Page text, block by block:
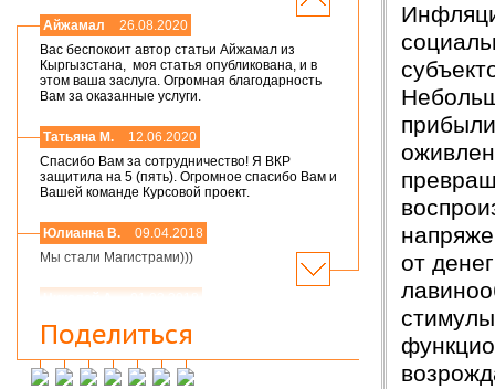
Айжамал
26.08.2020
Вас беспокоит автор статьи Айжамал из
Кыргызстана, моя статья опубликована, и в
этом ваша заслуга. Огромная благодарность
Вам за оказанные услуги.
Татьяна М.
12.06.2020
Спасибо Вам за сотрудничество! Я ВКР
защитила на 5 (пять). Огромное спасибо Вам и
Вашей команде Курсовой проект.
Юлианна В.
09.04.2018
Мы стали Магистрами)))
Мария,добрый день! Спасибо большое.
Защитился на 4!всего доброго
Инна М.
14.03.2018
Поделиться
от